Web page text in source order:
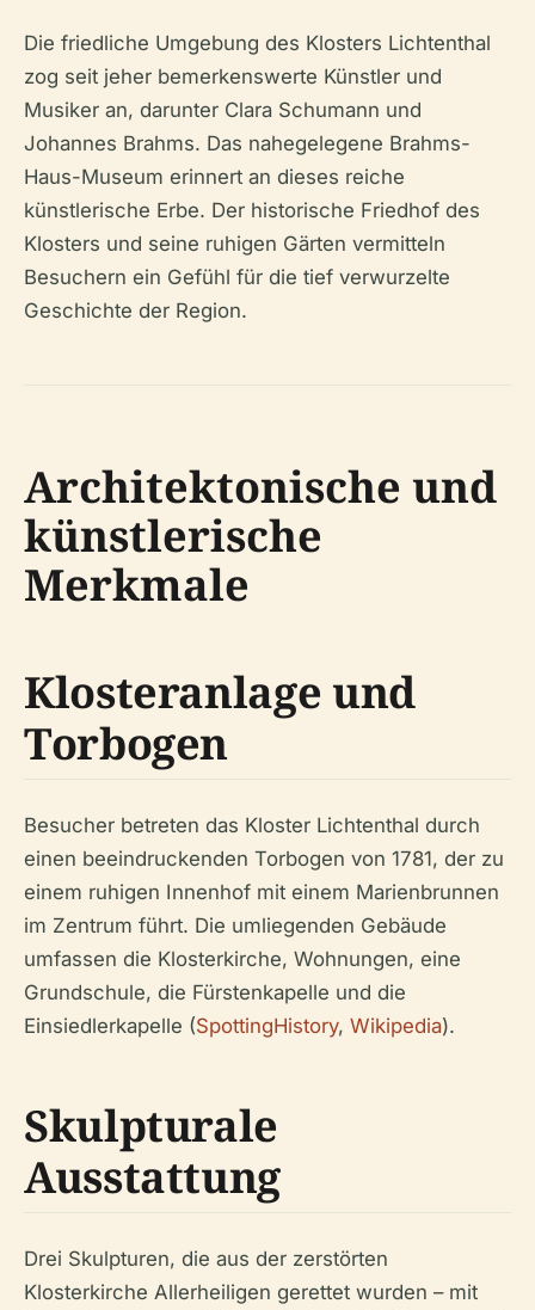
Die friedliche Umgebung des Klosters Lichtenthal
zog seit jeher bemerkenswerte Künstler und
Musiker an, darunter Clara Schumann und
Johannes Brahms. Das nahegelegene Brahms-
Haus-Museum erinnert an dieses reiche
künstlerische Erbe. Der historische Friedhof des
Klosters und seine ruhigen Gärten vermitteln
Besuchern ein Gefühl für die tief verwurzelte
Geschichte der Region.
Architektonische und
künstlerische
Merkmale
Klosteranlage und
Torbogen
Besucher betreten das Kloster Lichtenthal durch
einen beeindruckenden Torbogen von 1781, der zu
einem ruhigen Innenhof mit einem Marienbrunnen
im Zentrum führt. Die umliegenden Gebäude
umfassen die Klosterkirche, Wohnungen, eine
Grundschule, die Fürstenkapelle und die
Einsiedlerkapelle (SpottingHistory, Wikipedia).
Skulpturale
Ausstattung
Drei Skulpturen, die aus der zerstörten
Klosterkirche Allerheiligen gerettet wurden – mit